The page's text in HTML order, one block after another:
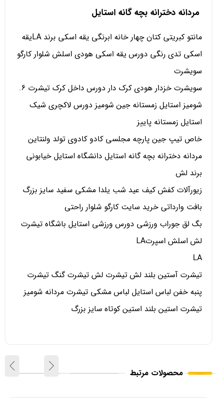
مردانه دخترانه بچه گانه استایل
مانتو کبریتی کتان چهار خانه ابرنگی یقه اسکی برند LAیقه
اسکی تدی رنگی دورس یقه اسکی هودی اسلش شلوار کارگو
سویشرت
سویشرت خزدار هودی کرک دار دورس داخل کرک تیشرت 6.
شومیز استایل زمستانه جین شومیز دورس لاکچری شیک
استایل زمستانه پاییز
خاص تیپ جین پارچه مجلسی کادو کادوی تولد ولنتاین
مردانه دخترانه بچه گانه استایل دانشگاه استایل خیابونی
برند لش
زیورآلات کفش کیف عید شب یلدا مشکی سفید سایز بزرگ
بافت وارداتی خرید سایت کارگو شلوار راحتی
بگ لق جوراب ورزشی دورس ورزشی استایل باشگاه تیشرت
لش اسلش اسپرتLA
LA
تیشرت آستین بلند لش تیشرت لش تیشرت گنگ تیشرت
پنبه خفن لباس استایل لباس مشکی تیشرت مردانه شومیز
تیشرت استین بلند استین کوتاه سایز بزرگ
محصولات مرتبط